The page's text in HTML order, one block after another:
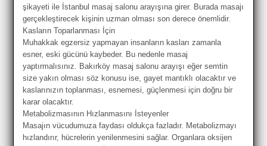
şikayeti ile İstanbul masaj salonu arayışına girer. Burada masajı
gerçekleştirecek kişinin uzman olması son derece önemlidir.
Kasların Toparlanması İçin
Muhakkak egzersiz yapmayan insanların kasları zamanla
esner, eski gücünü kaybeder. Bu nedenle masaj
yaptırmalısınız. Bakırköy masaj salonu arayışı eğer semtin
size yakın olması söz konusu ise, gayet mantıklı olacaktır ve
kaslarınızın toplanması, esnemesi, güçlenmesi için doğru bir
karar olacaktır.
Metabolizmasının Hızlanmasını İsteyenler
Masajın vücudumuza faydası oldukça fazladır. Metabolizmayı
hızlandırır, hücrelerin yenilenmesini sağlar. Organlara oksijen